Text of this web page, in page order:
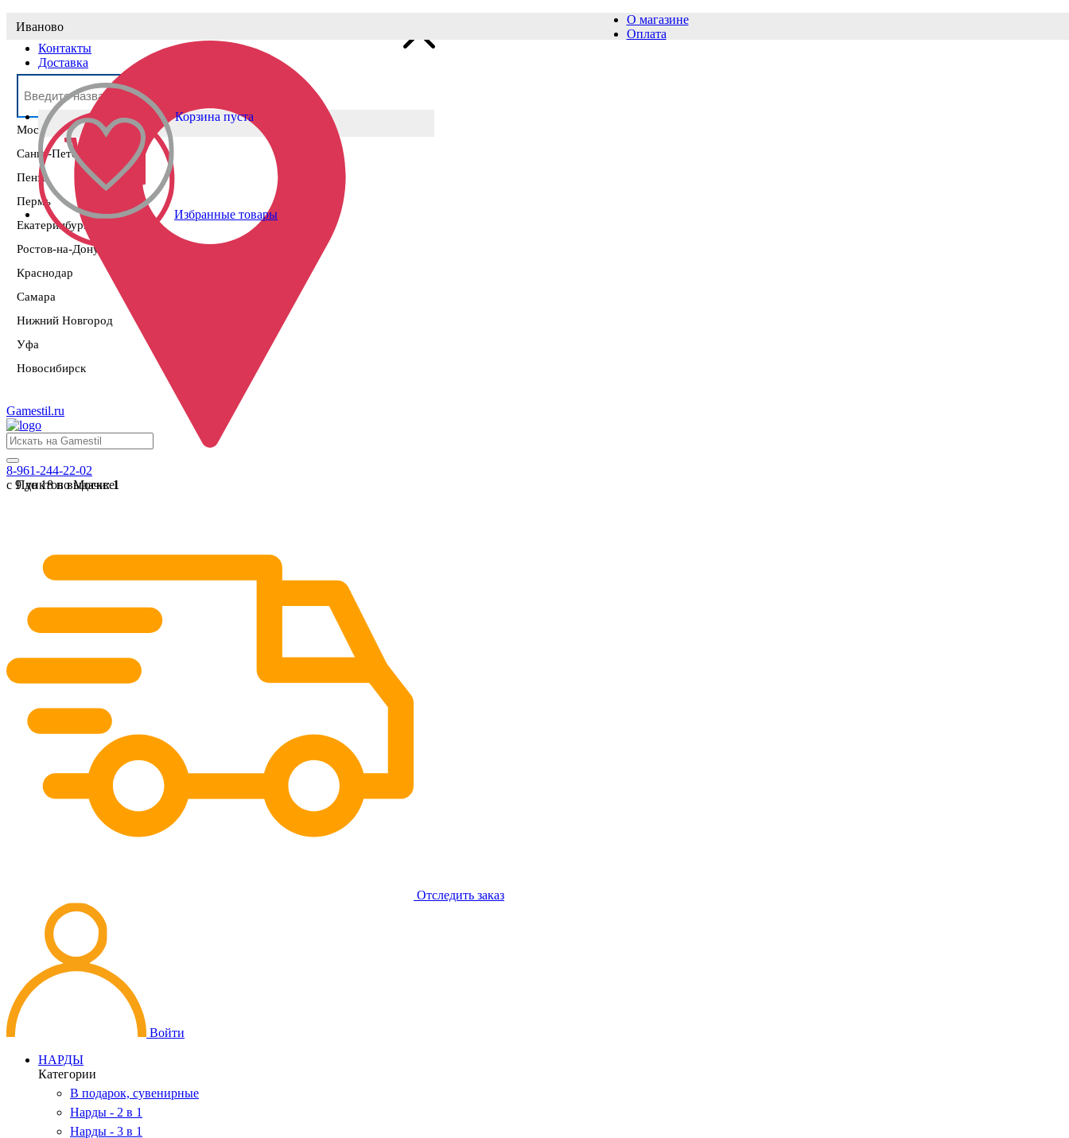
Выберите населённый пункт
Москва
Санкт-Петербург
Пенза
Пермь
Екатеринбург
Ростов-на-Дону
Краснодар
Самара
Нижний Новгород
Уфа
Новосибирск
Иваново
Пунктов выдачи:1
О магазине
Оплата
Контакты
Доставка
Избранные товары
Корзина пуста
Gamestil.ru
8-961-244-22-02
с 9 до 18 по Москве
Отследить заказ
Войти
НАРДЫ
Категории
В подарок, сувенирные
Нарды - 2 в 1
Нарды - 3 в 1